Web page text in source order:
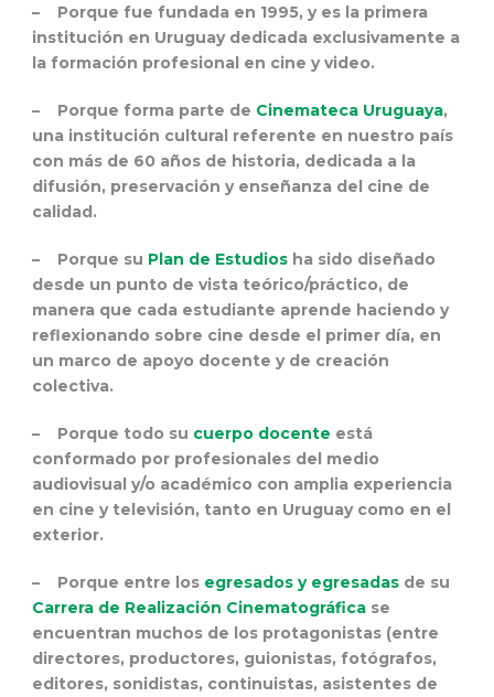
– Porque fue fundada en 1995, y es la primera
institución en Uruguay dedicada exclusivamente a
la formación profesional en cine y video.
– Porque forma parte de Cinemateca Uruguaya,
una institución cultural referente en nuestro país
con más de 60 años de historia, dedicada a la
difusión, preservación y enseñanza del cine de
calidad.
– Porque su Plan de Estudios ha sido diseñado
desde un punto de vista teórico/práctico, de
manera que cada estudiante aprende haciendo y
reflexionando sobre cine desde el primer día, en
un marco de apoyo docente y de creación
colectiva.
– Porque todo su cuerpo docente está
conformado por profesionales del medio
audiovisual y/o académico con amplia experiencia
en cine y televisión, tanto en Uruguay como en el
exterior.
– Porque entre los egresados y egresadas de su
Carrera de Realización Cinematográfica se
encuentran muchos de los protagonistas (entre
directores, productores, guionistas, fotógrafos,
editores, sonidistas, continuistas, asistentes de